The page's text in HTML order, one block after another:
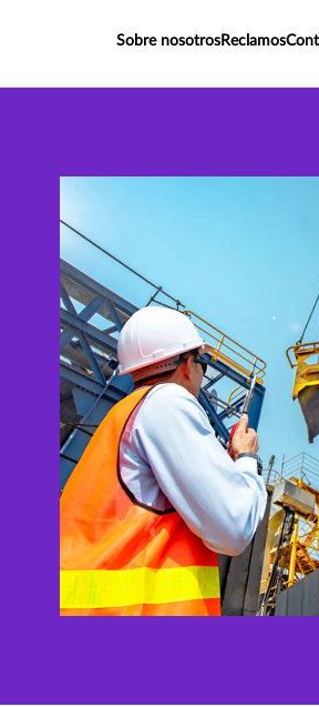
Sobre nosotros Reclamos